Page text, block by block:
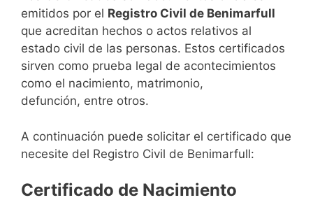
emitidos por el Registro Civil de Benimarfull
que acreditan hechos o actos relativos al
estado civil de las personas. Estos certificados
sirven como prueba legal de acontecimientos
como el nacimiento, matrimonio,
defunción, entre otros.
A continuación puede solicitar el certificado que
necesite del Registro Civil de Benimarfull:
Certificado de Nacimiento